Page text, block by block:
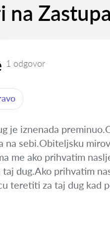
na
1 odgovor
je iznenada
na sebi.Obiteljsku
me ako prihvatim
dug.Ako prihvatim
teretiti za taj dug kad